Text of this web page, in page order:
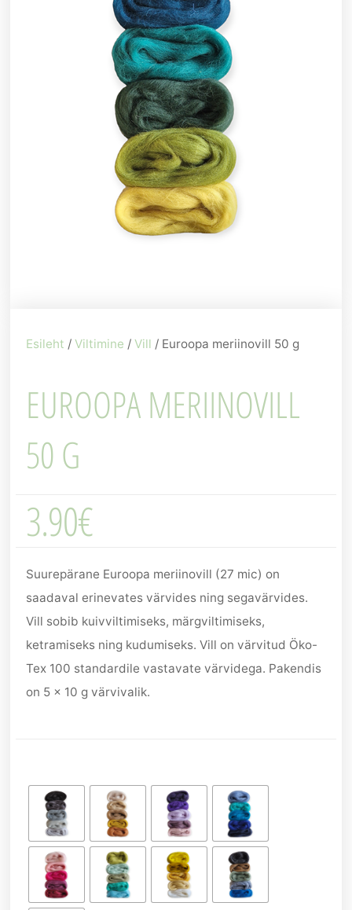
Esileht /Viltimine /Vill / Euroopa meriinovill 50 g
EUROOPA MERIINOVILL
50 G
3.90€
Suurepärane Euroopa meriinovill (27 mic) on
saadaval erinevates värvides ning segavärvides.
Vill sobib kuivviltimiseks, märgviltimiseks,
ketramiseks ning kudumiseks. Vill on värvitud Öko-
Tex 100 standardile vastavate värvidega. Pakendis
on 5 x 10 g värvivalik.